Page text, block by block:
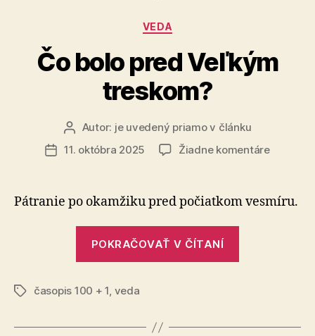
Kategórie
VEDA
Čo bolo pred Veľkým
treskom?
Autor
článku
Autor: je uvedený priamo v článku
Dátum
11. októbra 2025 Žiadne komentárena
pred
Pátranie po okamžiku pred počiatkom vesmíru.
POKRAČOVAŤ V ČÍTANÍ
Značkyčasopis 100 + 1, veda